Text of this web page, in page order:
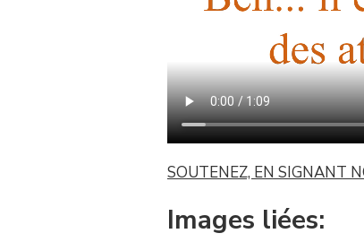
SOUTENEZ, EN SIGNANT
Images liées: